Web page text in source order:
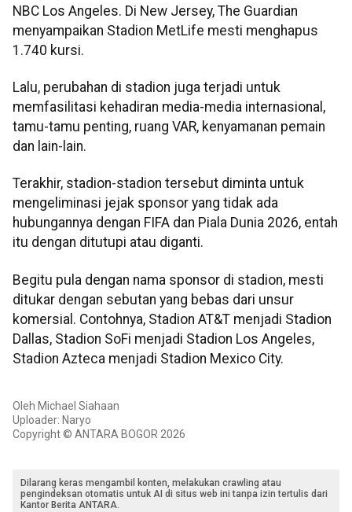
NBC Los Angeles. Di New Jersey, The Guardian
menyampaikan Stadion MetLife mesti menghapus
1.740 kursi.
Lalu, perubahan di stadion juga terjadi untuk
memfasilitasi kehadiran media-media internasional,
tamu-tamu penting, ruang VAR, kenyamanan pemain
dan lain-lain.
Terakhir, stadion-stadion tersebut diminta untuk
mengeliminasi jejak sponsor yang tidak ada
hubungannya dengan FIFA dan Piala Dunia 2026, entah
itu dengan ditutupi atau diganti.
Begitu pula dengan nama sponsor di stadion, mesti
ditukar dengan sebutan yang bebas dari unsur
komersial. Contohnya, Stadion AT&T menjadi Stadion
Dallas, Stadion SoFi menjadi Stadion Los Angeles,
Stadion Azteca menjadi Stadion Mexico City.
Oleh Michael Siahaan
Uploader: Naryo
Copyright © ANTARA BOGOR 2026
Dilarang keras mengambil konten, melakukan crawling atau
pengindeksan otomatis untuk AI di situs web ini tanpa izin tertulis dari
Kantor Berita ANTARA.